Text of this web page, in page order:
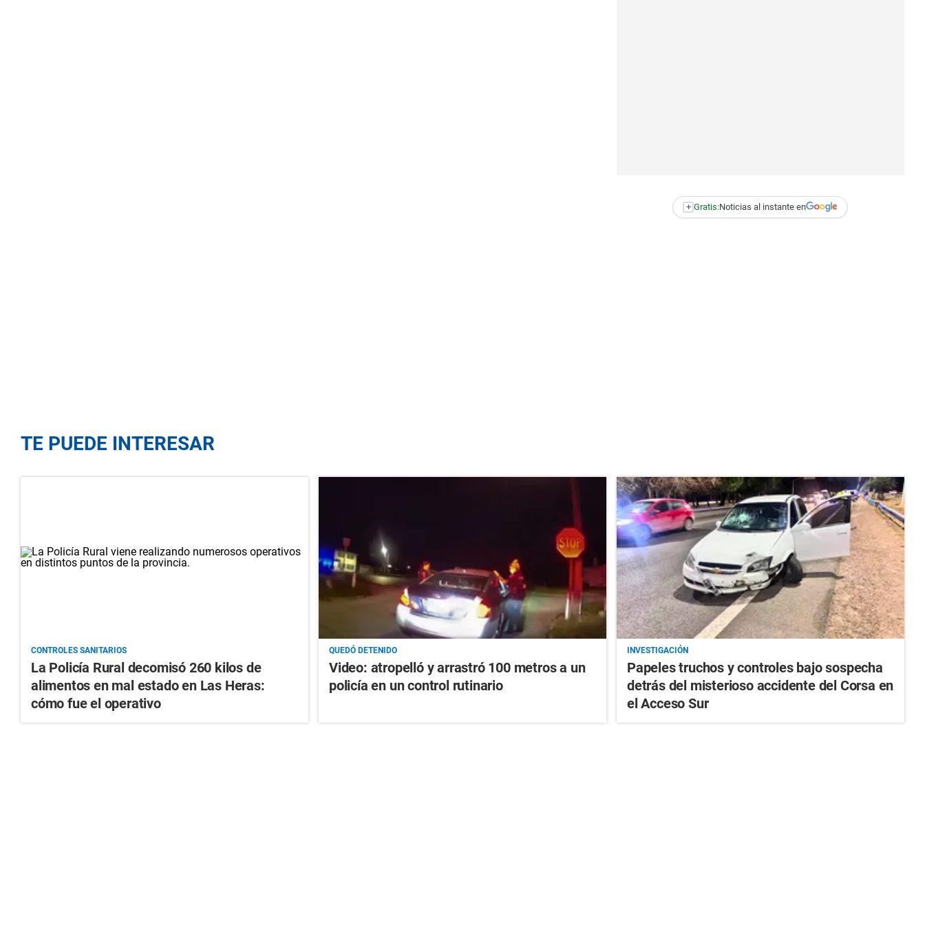
+ Gratis:Noticias al instante en
TE PUEDE INTERESAR
CONTROLES SANITARIOS
La Policía Rural decomisó 260 kilos de
alimentos en mal estado en Las Heras:
cómo fue el operativo
QUEDÓ DETENIDO
Video: atropelló y arrastró 100 metros a un
policía en un control rutinario
INVESTIGACIÓN
Papeles truchos y controles bajo sospecha
detrás del misterioso accidente del Corsa en
el Acceso Sur